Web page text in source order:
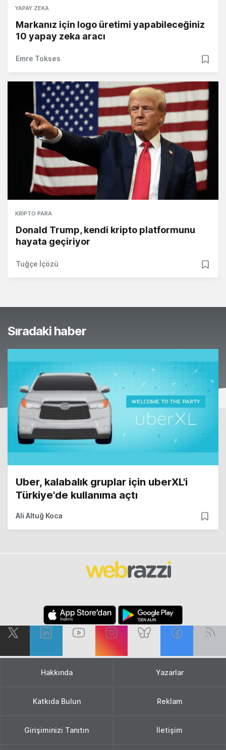
YAPAY ZEKA
Markanız için logo üretimi yapabileceğiniz
10 yapay zeka aracı
Emre Tokses
KRIPTO PARA
Donald Trump, kendi kripto platformunu
hayata geçiriyor
Tuğçe İçözü
Sıradaki haber
Uber, kalabalık gruplar için uberXL'i
Türkiye'de kullanıma açtı
Ali Altuğ Koca
Hakkında Yazarlar
Katkıda Bulun Reklam
Girişiminizi Tanıtın İletişim